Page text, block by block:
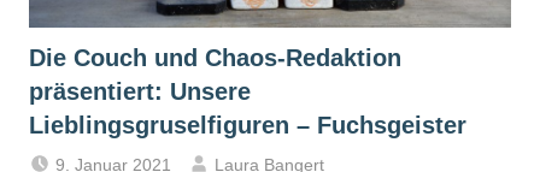
Die Couch und Chaos-Redaktion
präsentiert: Unsere
Lieblingsgruselfiguren – Fuchsgeister
9. Januar 2021
Laura Bangert